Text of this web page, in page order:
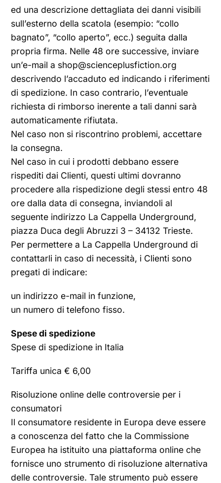
ed una descrizione dettagliata dei danni visibili
sull’esterno della scatola (esempio: “collo
bagnato”, “collo aperto”, ecc.) seguita dalla
propria firma. Nelle 48 ore successive, inviare
un’e-mail a shop@scienceplusfiction.org
descrivendo l’accaduto ed indicando i riferimenti
di spedizione. In caso contrario, l’eventuale
richiesta di rimborso inerente a tali danni sarà
automaticamente rifiutata.
Nel caso non si riscontrino problemi, accettare
la consegna.
Nel caso in cui i prodotti debbano essere
rispediti dai Clienti, questi ultimi dovranno
procedere alla rispedizione degli stessi entro 48
ore dalla data di consegna, inviandoli al
seguente indirizzo La Cappella Underground,
piazza Duca degli Abruzzi 3 – 34132 Trieste.
Per permettere a La Cappella Underground di
contattarli in caso di necessità, i Clienti sono
pregati di indicare:
un indirizzo e-mail in funzione,
un numero di telefono fisso.
Spese di spedizione
Spese di spedizione in Italia
Tariffa unica € 6,00
Risoluzione online delle controversie per i
consumatori
Il consumatore residente in Europa deve essere
a conoscenza del fatto che la Commissione
Europea ha istituito una piattaforma online che
fornisce uno strumento di risoluzione alternativa
delle controversie. Tale strumento può essere